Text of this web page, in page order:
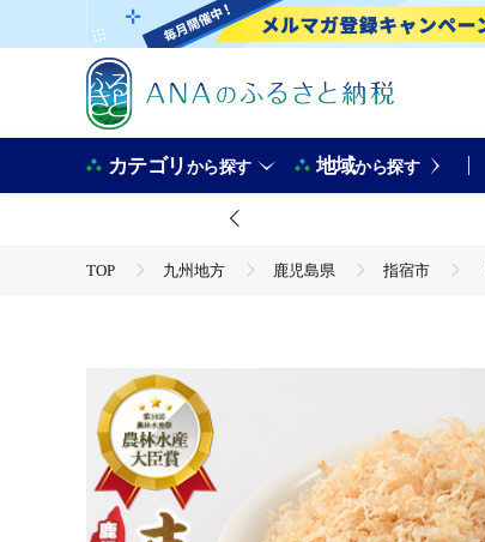
カテゴリから探す 地域から探す
TOP 九州地方 鹿児島県 指宿市